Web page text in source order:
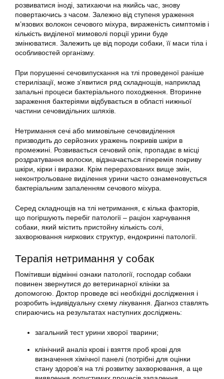
розвиватися іноді, затихаючи на якийсь час, знову
повертаючись з часом. Залежно від ступеня ураження
м’язових волокон сечового міхура, вираженість симптомів і
кількість виділеної мимоволі порції урини буде
змінюватися. Залежить це від породи собаки, її маси тіла і
особливостей організму.
При порушенні сечовипускання на тлі проведеної раніше
стерилізації, може з’явитися ряд складнощів, наприклад
запальні процеси бактеріального походження. Вторинне
зараження бактеріями відбувається в області нижньої
частини сечовидільних шляхів.
Нетримання сечі або мимовільне сечовиділення
призводить до серйозних уражень покривів шкіри в
промежині. Розвивається сечовий опік, пропадає в місці
роздратування волоски, відзначається гіперемія покриву
шкіри, кірки і виразки. Крім перерахованих вище змін,
неконтрольоване виділення урини часто ознаменовується
бактеріальним запаленням сечового міхура.
Серед складнощів на тлі нетримання, є кілька факторів,
що погіршують перебіг патології – раціон харчування
собаки, який містить пристойну кількість солі,
захворювання ниркових структур, ендокринні патології.
Терапія нетримання у собак
Помітивши відмінні ознаки патології, господар собаки
повинен звернутися до ветеринарної клініки за
допомогою. Доктор проведе всі необхідні дослідження і
розробить індивідуальну схему лікування. Діагноз ставлять
спираючись на результатах наступних досліджень:
загальний тест урини хворої тварини;
клінічний аналіз крові і взяття проб крові для
визначення хімічної панелі (потрібні для оцінки
стану здоров’я на тлі розвитку захворювання, а ще